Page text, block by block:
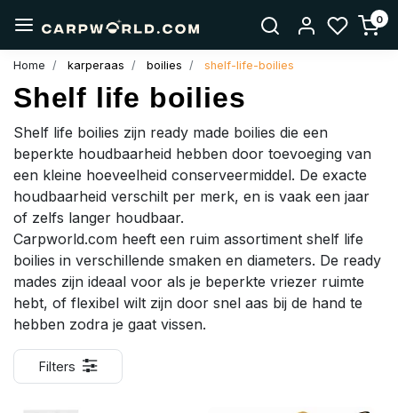
0
Home karperaas boilies shelf-life-boilies
Shelf life boilies
Shelf life boilies zijn ready made boilies die een
beperkte houdbaarheid hebben door toevoeging van
een kleine hoeveelheid conserveermiddel. De exacte
houdbaarheid verschilt per merk, en is vaak een jaar
of zelfs langer houdbaar.
Carpworld.com heeft een ruim assortiment shelf life
boilies in verschillende smaken en diameters. De ready
mades zijn ideaal voor als je beperkte vriezer ruimte
hebt, of flexibel wilt zijn door snel aas bij de hand te
hebben zodra je gaat vissen.
Filters